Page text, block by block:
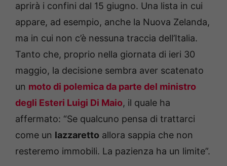
aprirà i confini dal 15 giugno. Una lista in cui
appare, ad esempio, anche la Nuova Zelanda,
ma in cui non c’è nessuna traccia dell’Italia.
Tanto che, proprio nella giornata di ieri 30
maggio, la decisione sembra aver scatenato
un moto di polemica da parte del ministro
degli Esteri Luigi Di Maio, il quale ha
affermato: “Se qualcuno pensa di trattarci
come un lazzaretto allora sappia che non
resteremo immobili. La pazienza ha un limite”.